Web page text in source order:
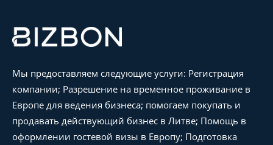
Мы предоставляем следующие услуги: Регистрация
компании; Разрешение на временное проживание в
Европе для ведения бизнеса; помогаем покупать и
продавать действующий бизнес в Литве; Помощь в
оформлении гостевой визы в Европу; Подготовка